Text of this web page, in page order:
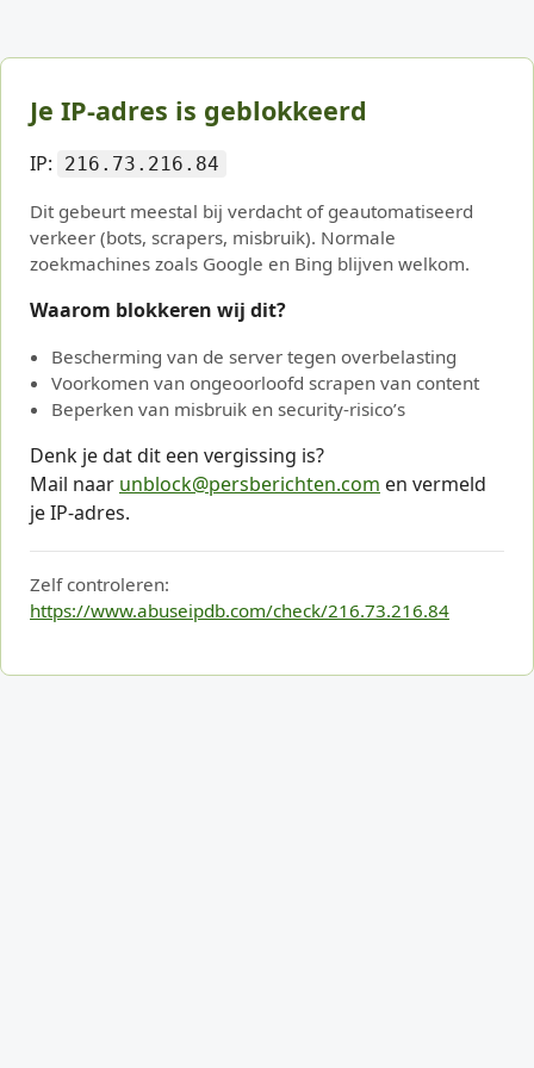
Je IP-adres is geblokkeerd
IP: 216.73.216.84
Dit gebeurt meestal bij verdacht of geautomatiseerd
verkeer (bots, scrapers, misbruik). Normale
zoekmachines zoals Google en Bing blijven welkom.
Waarom blokkeren wij dit?
Bescherming van de server tegen overbelasting
Voorkomen van ongeoorloofd scrapen van content
Beperken van misbruik en security-risico’s
Denk je dat dit een vergissing is?
Mail naar unblock@persberichten.com en vermeld
je IP-adres.
Zelf controleren:
https://www.abuseipdb.com/check/216.73.216.84